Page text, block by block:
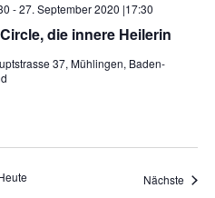
die innere Heilerin
-27. September 2020 |17:30
37, Mühlingen, Baden-
Nächste